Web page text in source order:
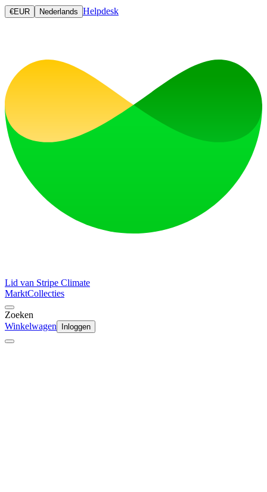
€EUR Nederlands Helpdesk
Lid van Stripe Climate
MarktCollecties
Zoeken
Winkelwagen
Inloggen